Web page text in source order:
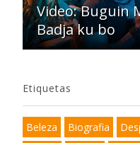
Video: Buguin
Badja ku bo
Etiquetas
Beleza Biografia